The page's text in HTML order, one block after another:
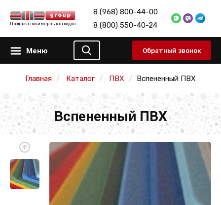
Продажа полимерных отходов
8 (968) 800-44-00
8 (800) 550-40-24
Меню Обратный звонок
Главная Каталог ПВХ Вспененный ПВХ
Вспененный ПВХ